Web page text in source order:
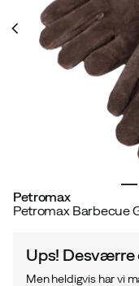
Petromax
Petromax Barbecue
Ups!
Men heldigvis har vi